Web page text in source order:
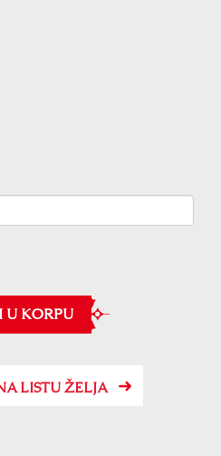
U KORPU
LISTU ŽELJA